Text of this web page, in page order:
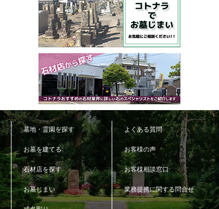
墓地・霊園を探す
お墓を建てる
石材店を探す
お墓じまい
よくある質問
お客様の声
お客様相談窓口
業務提携に関する問合せ